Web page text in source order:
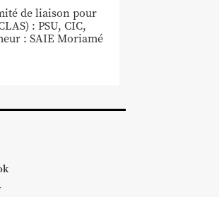
de liaison pour
: PSU, CIC,
: SAIE Moriamé